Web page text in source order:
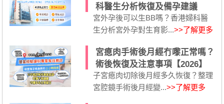
科醫生分析恢復及備孕建議
宮外孕後可以生BB嗎？香港婦科醫
生分析宮外孕對生育影...>>了解更多
宮瘜肉手術後月經冇嚟正常嗎？
術後恢復及注意事項【2026】
子宮瘜肉切除後月經多久恢復？整理
宮腔鏡手術後月經變...>>了解更多